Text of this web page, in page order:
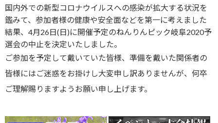
国内外での新型コロナウイルスへの感染が拡大する状況を
鑑みて、参加者様の健康や安全面などを第一に考えました
結果、4月26日(日)に開催予定のねんりんピック岐阜2020予
選会の中止を決定いたしました。
ご参加を予定して戴いていた皆様、準備を戴いた関係者の
皆様にはご迷惑をお掛けし大変申し訳ありませんが、何卒
ご理解賜りますようお願い申し上げます。